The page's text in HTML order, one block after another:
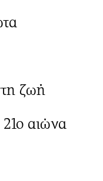
ζωή
21ο αιώνα